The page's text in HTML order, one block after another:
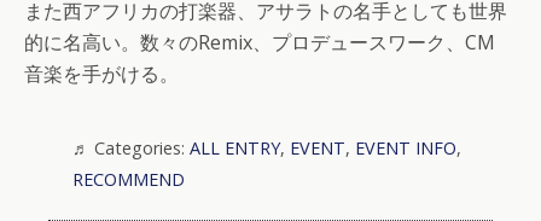
また西アフリカの打楽器、アサラトの名手としても世界
的に名高い。数々のRemix、プロデュースワーク、CM
音楽を手がける。
Categories: ALL ENTRY, EVENT, EVENT INFO,
RECOMMEND